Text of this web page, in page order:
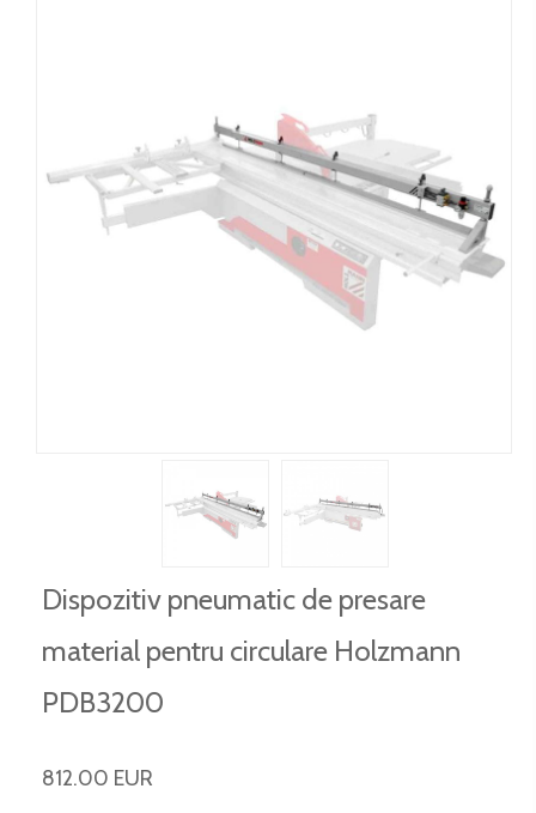
Dispozitiv pneumatic de presare
material pentru circulare Holzmann
PDB3200
812.00 EUR